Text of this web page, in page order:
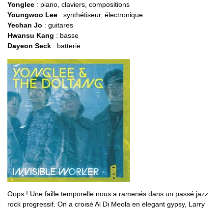
Yonglee : piano, claviers, compositions
Youngwoo Lee : synthétiseur, électronique
Yechan Jo : guitares
Hwansu Kang : basse
Dayeon Seck : batterie
Oops ! Une faille temporelle nous a ramenés dans un passé jazz
rock progressif. On a croisé Al Di Meola en elegant gypsy, Larry